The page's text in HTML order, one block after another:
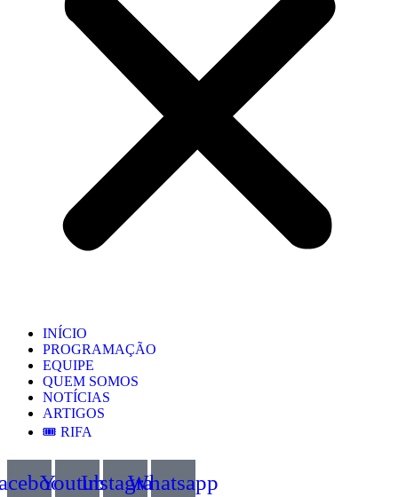
INÍCIO
PROGRAMAÇÃO
EQUIPE
QUEM SOMOS
NOTÍCIAS
ARTIGOS
🎟️ RIFA
YoutubeInstagramWhatsapp